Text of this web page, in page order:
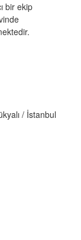
bir ekip
/ İstanbul